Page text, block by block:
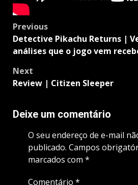
Post
navigation
Previous
Detective Pikachu Returns |
análises que o jogo vem
Next
Review | Citizen Sleeper
Deixe um comentário
O seu endereço de e-mail
publicado. Campos
marcados com *
Comentário *